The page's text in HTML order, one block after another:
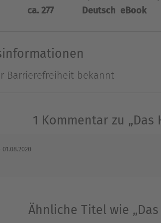
Kriminalroman über Wien,
ca. 277 Deutsch eBook
Barrierefreiheit bekannt
1 Kommentar zu „Das
01.08.2020
Ähnliche Titel wie